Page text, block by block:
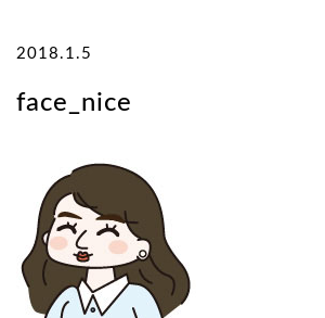
2018.1.5
face_nice